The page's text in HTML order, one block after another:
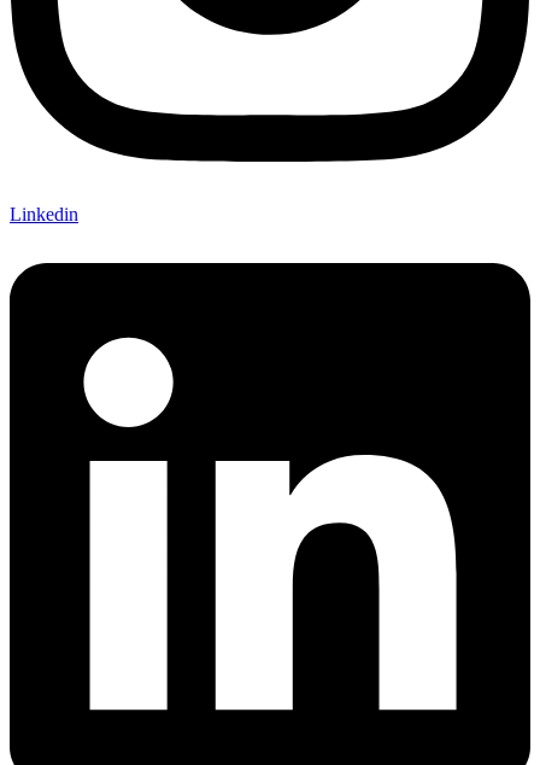
Linkedin